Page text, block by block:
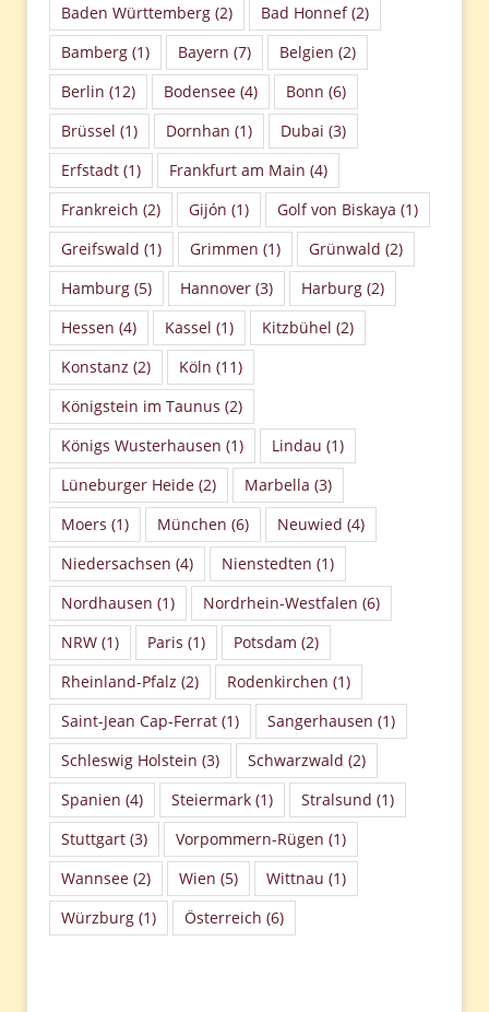
Baden Württemberg (2) Bad Honnef(2)
Bamberg (1) Bayern (7) Belgien (2)
Berlin (12) Bodensee (4) Bonn (6)
Brüssel (1) Dornhan (1) Dubai (3)
Erfstadt (1) Frankfurt am Main (4)
Frankreich (2) Gijón (1) Golf von Biskaya (1)
Greifswald (1) Grimmen (1) Grünwald (2)
Hamburg (5) Hannover (3) Harburg (2)
Hessen (4) Kassel (1) Kitzbühel (2)
Konstanz (2) Köln (11)
Königstein im Taunus (2)
Königs Wusterhausen (1) Lindau (1)
Lüneburger Heide (2) Marbella (3)
Moers (1) München (6) Neuwied (4)
Niedersachsen (4) Nienstedten (1)
Nordhausen (1) Nordrhein-Westfalen (6)
NRW (1) Paris (1) Potsdam (2)
Rheinland-Pfalz (2) Rodenkirchen (1)
Saint-Jean Cap-Ferrat (1) Sangerhausen (1)
Schleswig Holstein (3) Schwarzwald (2)
Spanien (4) Steiermark (1) Stralsund (1)
Stuttgart (3) Vorpommern-Rügen (1)
Wannsee (2) Wien (5) Wittnau (1)
Würzburg (1) Österreich (6)